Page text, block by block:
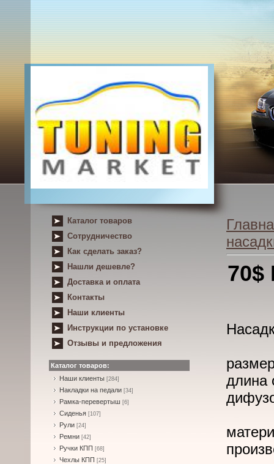
Каталог товаров
Сотрудничество
Как сделать заказ?
Нашли дешевле?
Доставка и оплата
Контакты
Наши клиенты
Инструкции по установке
Отзывы и предложения
Каталог товаров:
Наши клиенты [284]
Накладки на педали [34]
Рамка-перевертыш [6]
Сиденья [107]
Рули [24]
Ремни [42]
Ручки КПП [68]
Чехлы КПП [25]
70$
длина